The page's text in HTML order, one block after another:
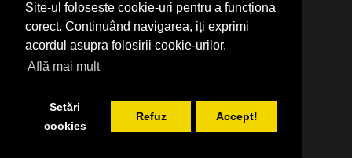
Site-ul folosește cookie-uri pentru a funcționa
corect. Continuând navigarea, iți exprimi
acordul asupra folosirii cookie-urilor.
Află mai mult
Setări
cookies
Refuz Accept!